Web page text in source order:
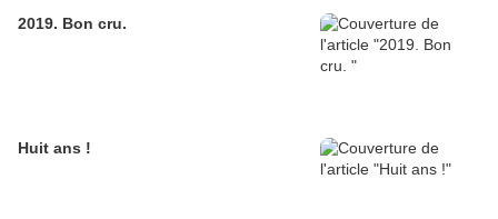
2019. Bon cru.
Huit ans !